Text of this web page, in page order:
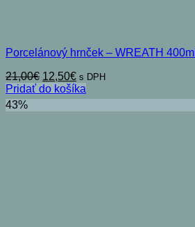
Porcelánový hrnček – WREATH 400ml
21,00€ Pôvodná
cena
bola:
21,00€.
12,50€Aktuálna
cena
je:
12,50€.
s DPH
Pridať do košíka
43%